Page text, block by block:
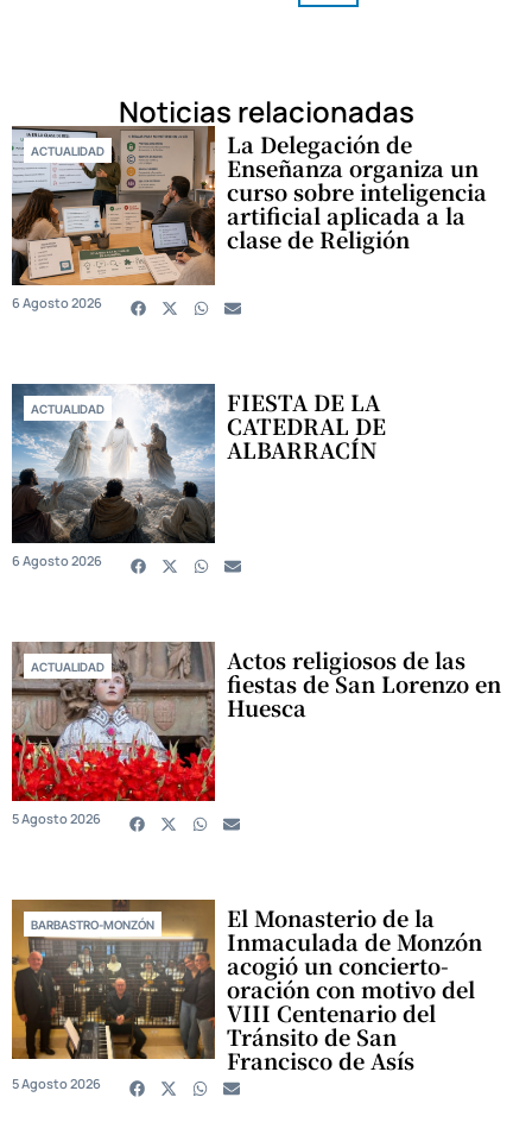
Noticias relacionadas
ACTUALIDAD La Delegación de
Enseñanza organiza un
curso sobre inteligencia
artificial aplicada a la
clase de Religión
6 Agosto 2026
ACTUALIDAD FIESTA DE LA
CATEDRAL DE
ALBARRACÍN
6 Agosto 2026
ACTUALIDAD Actos religiosos de las
fiestas de San Lorenzo en
Huesca
5 Agosto 2026
BARBASTRO-MONZÓN El Monasterio de la
Inmaculada de Monzón
acogió un concierto-
oración con motivo del
VIII Centenario del
Tránsito de San
Francisco de Asís
5 Agosto 2026